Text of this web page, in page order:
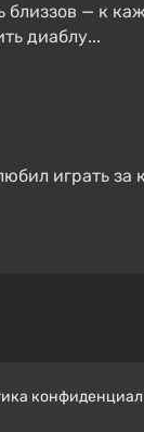
близзов — к
диаблу...
играть